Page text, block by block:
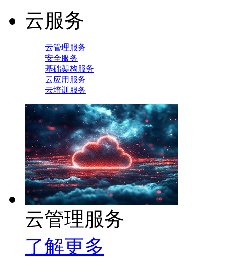
云服务
云管理服务
安全服务
基础架构服务
云应用服务
云培训服务
云管理服务
了解更多